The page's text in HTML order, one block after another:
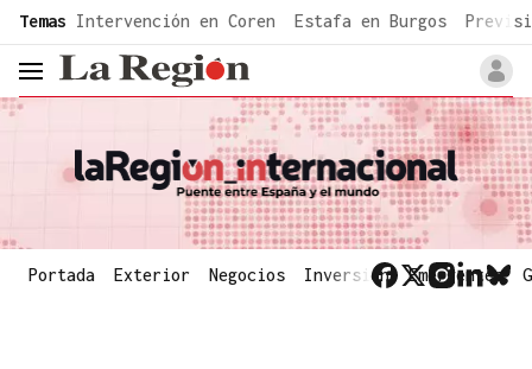
common.go-to-content
Temas Intervención en Coren Estafa en Burgos
header.menu.open
Portada Exterior Negocios Inversión Emergentes